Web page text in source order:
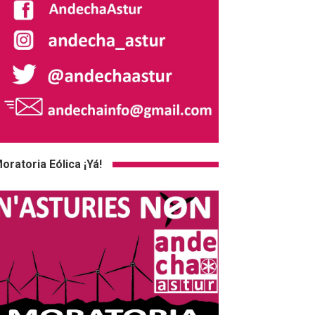
Eólica ¡Yá!